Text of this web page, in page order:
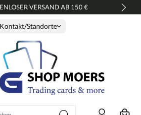
VERSAND AB 150 €
Kontakt/Standorte